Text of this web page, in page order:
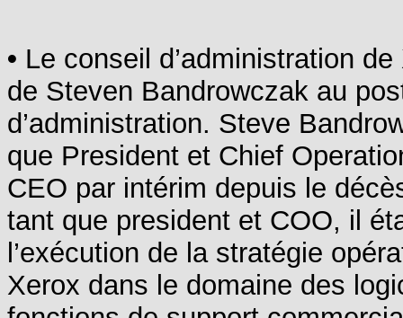
• Le conseil d’administration
de Steven Bandrowczak au
d’administration. Steve
que President et Chief
CEO par intérim depuis le
tant que president et COO, il
l’exécution de la stratégie
Xerox dans le domaine des